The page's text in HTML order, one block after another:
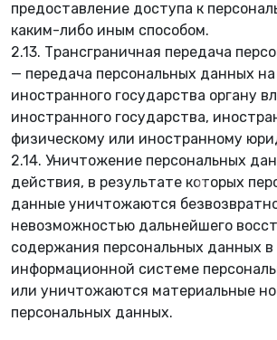
💮
предоставление доступа к
каким-либо иным способом.
2.13. Трансграничная передача
— передача персональных данных
иностранного государства органу
иностранного государства,
физическому или иностранному
2.14. Уничтожение персональных
действия, в результате которых
данные уничтожаются
невозможностью дальнейшего
содержания персональных данных в
информационной системе
или уничтожаются материальные
персональных данных.